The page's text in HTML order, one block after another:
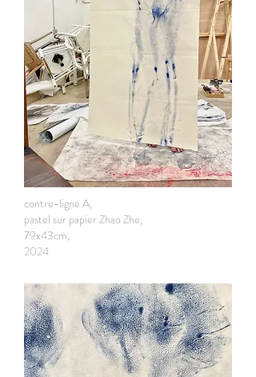
contre-ligne A,
pastel sur papier Zhao Zhe,
79x43cm,
2024